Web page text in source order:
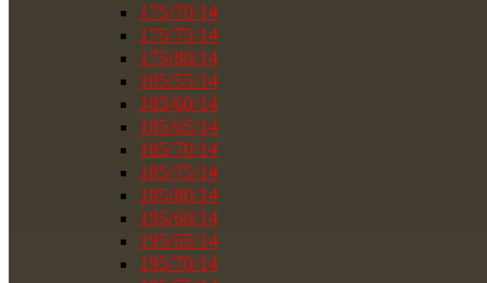
175/70/14
175/75/14
175/80/14
185/55/14
185/60/14
185/65/14
185/70/14
185/75/14
185/80/14
195/60/14
195/65/14
195/70/14